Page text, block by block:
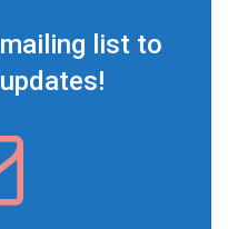
list to